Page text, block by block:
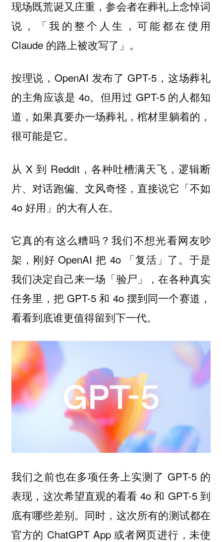
现场既荒诞又庄重，参会者在葬礼上念悼词
说，「我的整个人生，可能都在使用
Claude 的路上被改写了」。
按理说，OpenAI 发布了 GPT-5，这场葬礼
的主角应该是 4o。但用过 GPT-5 的人都知
道，如果真要办一场葬礼，棺材里躺着的，
很可能是它。
从 X 到 Reddit，各种吐槽满天飞，逻辑断
片、对话跑偏、文风奇怪，直接说它「不如
4o 好用」的大有人在。
它真的有这么糟吗？我们不想光看网友吵
架，刚好 OpenAI 把 4o 「复活」了。于是
我们决定自己来一场「验尸」，在各种真实
任务里，把 GPT-5 和 4o 摆到同一个赛道，
看看到底谁更值得留到下一代。
我们之前也在多项任务上实测了 GPT-5 的
表现，这次希望直观的看看 4o 和 GPT-5 到
底有哪些差别。同时，这次所有的测试都在
官方的 ChatGPT App 或者网页进行，未使